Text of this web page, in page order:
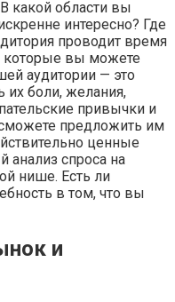
какой области вы
интересно? Где
проводит время
которые вы можете
аудитории — это
их боли, желания,
привычки и
предложить им
ценные
анализ спроса на
нише. Есть ли
в том, что вы
и